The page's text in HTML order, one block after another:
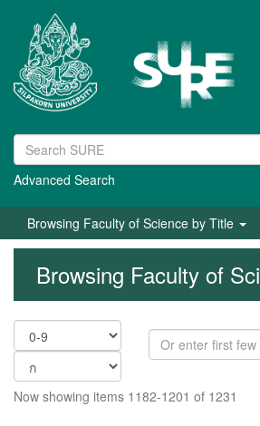
Advanced Search
Browsing Faculty of Science by Title
Browsing Faculty of
Now showing items 1182-1201 of 1231